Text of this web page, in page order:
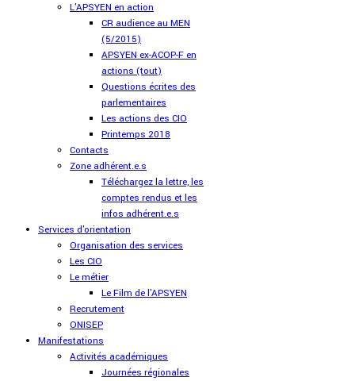
L'APSYEN en action
CR audience au MEN
(5/2015)
APSYEN ex-ACOP-F en
actions (tout)
Questions écrites des
parlementaires
Les actions des CIO
Printemps 2018
Contacts
Zone adhérent.e.s
Téléchargez la lettre, les
comptes rendus et les
infos adhérent.e.s
Services d'orientation
Organisation des services
Les CIO
Le métier
Le Film de l'APSYEN
Recrutement
ONISEP
Manifestations
Activités académiques
Journées régionales